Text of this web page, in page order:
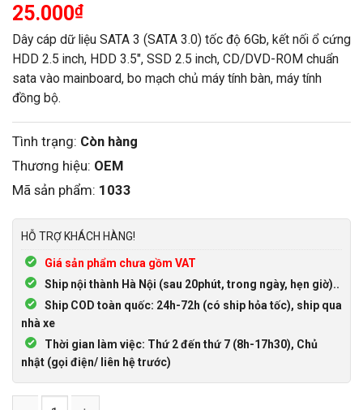
25.000₫
Dây cáp dữ liệu SATA 3 (SATA 3.0) tốc độ 6Gb, kết nối ổ cứng
HDD 2.5 inch, HDD 3.5″, SSD 2.5 inch, CD/DVD-ROM chuẩn
sata vào mainboard, bo mạch chủ máy tính bàn, máy tính
đồng bộ.
Tình trạng: Còn hàng
Thương hiệu: OEM
Mã sản phẩm: 1033
HỖ TRỢ KHÁCH HÀNG!
Giá sản phẩm chưa gồm VAT
Ship nội thành Hà Nội (sau 20phút, trong ngày, hẹn giờ)..
Ship COD toàn quốc: 24h-72h (có ship hỏa tốc), ship qua
nhà xe
Thời gian làm việc: Thứ 2 đến thứ 7 (8h-17h30), Chủ
nhật (gọi điện/ liên hệ trước)